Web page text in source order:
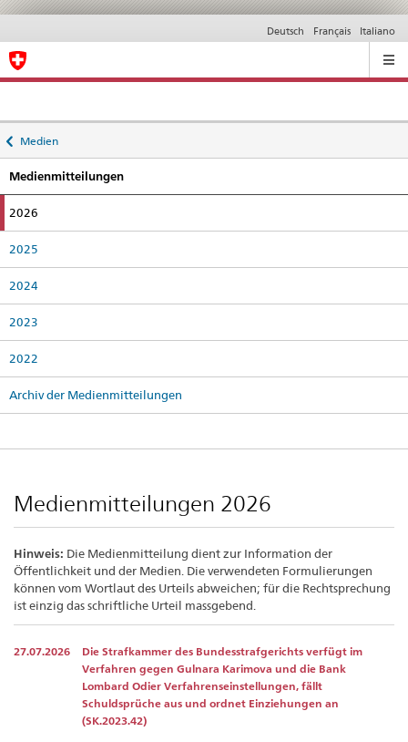
Deutsch Français Italiano
Ricerca
to
Medien
Medienmitteilungen
2026
2025
2024
2023
2022
Archiv der Medienmitteilungen
Medienmitteilungen 2026
Hinweis: Die Medienmitteilung dient zur Information der
Öffentlichkeit und der Medien. Die verwendeten Formulierungen
können vom Wortlaut des Urteils abweichen; für die Rechtsprechung
ist einzig das schriftliche Urteil massgebend.
27.07.2026
Die Strafkammer des Bundesstrafgerichts verfügt im
Verfahren gegen Gulnara Karimova und die Bank
Lombard Odier Verfahrenseinstellungen, fällt
Schuldsprüche aus und ordnet Einziehungen an
(SK.2023.42)